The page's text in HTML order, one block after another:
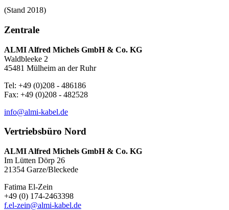
(Stand 2018)
Zentrale
ALMI Alfred Michels GmbH & Co. KG
Waldbleeke 2
45481 Mülheim an der Ruhr
Tel: +49 (0)208 - 486186
Fax: +49 (0)208 - 482528
info@almi-kabel.de
Vertriebsbüro Nord
ALMI Alfred Michels GmbH & Co. KG
Im Lütten Dörp 26
21354 Garze/Bleckede
Fatima El-Zein
+49 (0) 174-2463398
f.el-zein@almi-kabel.de